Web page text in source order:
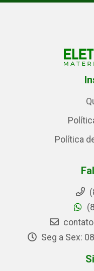
Política
Seg a Sex: